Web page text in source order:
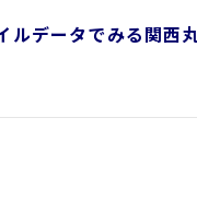
ルデータでみる関西